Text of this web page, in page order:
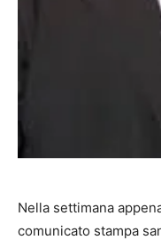
Nella settimana
comunicato stampa